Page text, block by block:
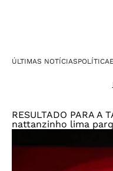
ÚLTIMAS NOTÍCIASPOLÍTICA
RESULTADO PARA A
nattanzinho lima